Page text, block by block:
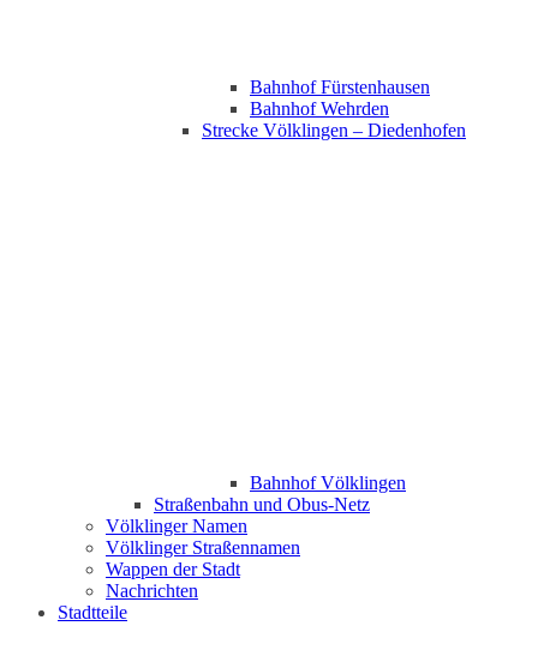
Bahnhof Fürstenhausen
Bahnhof Wehrden
Strecke Völklingen – Diedenhofen
Bahnhof Völklingen
Straßenbahn und Obus-Netz
Völklinger Namen
Völklinger Straßennamen
Wappen der Stadt
Nachrichten
Stadtteile